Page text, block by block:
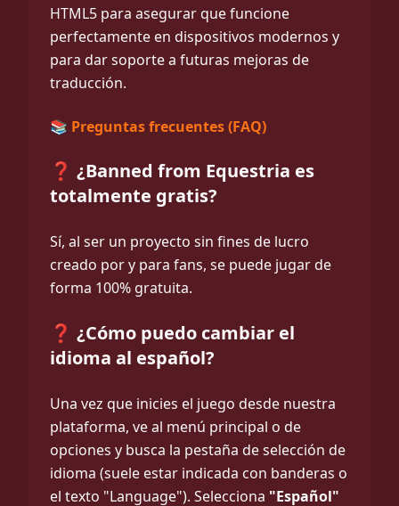
HTML5 para asegurar que funcione
perfectamente en dispositivos modernos y
para dar soporte a futuras mejoras de
traducción.
📚 Preguntas frecuentes (FAQ)
❓ ¿Banned from Equestria es
totalmente gratis?
Sí, al ser un proyecto sin fines de lucro
creado por y para fans, se puede jugar de
forma 100% gratuita.
❓ ¿Cómo puedo cambiar el
idioma al español?
Una vez que inicies el juego desde nuestra
plataforma, ve al menú principal o de
opciones y busca la pestaña de selección de
idioma (suele estar indicada con banderas o
el texto "Language"). Selecciona "Español"